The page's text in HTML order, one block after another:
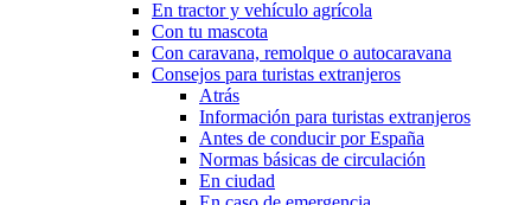
En tractor y vehículo agrícola
Con tu mascota
Con caravana, remolque o autocaravana
Consejos para turistas extranjeros
Atrás
Información para turistas extranjeros
Antes de conducir por España
Normas básicas de circulación
En ciudad